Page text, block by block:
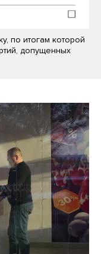
по итогам которой
допущенных